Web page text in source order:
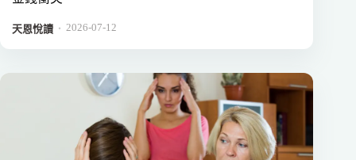
天恩悅讀 ． 2026-07-12